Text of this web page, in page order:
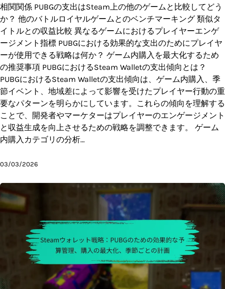
相関関係 PUBGの支出はSteam上の他のゲームと比較してどう
か？ 他のバトルロイヤルゲームとのベンチマーキング 類似タ
イトルとの収益比較 異なるゲームにおけるプレイヤーエンゲ
ージメント指標 PUBGにおける効果的な支出のためにプレイヤ
ーが使用できる戦略は何か？ ゲーム内購入を最大化するため
の推奨事項 PUBGにおけるSteam Walletの支出傾向とは？
PUBGにおけるSteam Walletの支出傾向は、ゲーム内購入、季
節イベント、地域差によって影響を受けたプレイヤー行動の重
要なパターンを明らかにしています。これらの傾向を理解する
ことで、開発者やマーケターはプレイヤーのエンゲージメント
と収益生成を向上させるための戦略を調整できます。 ゲーム
内購入カテゴリの分析…
03/03/2026